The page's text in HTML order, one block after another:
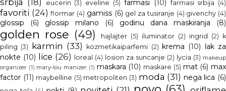
eucerin (3) eveline (5) farmasi (10) farmasi srbija (4)
favoriti (24) flormar (4) gamiss (6) gel za tusiranje (4) givenchy (4)
glossip (6) glossip milano (6) godinu dana maskiranja (8)
golden rose (49) hajlajter (5) iluminator (2) ingrid (2) k
piling (3) karmin (33) kozmetikaiparfemi (2) krema (10) lak za
nokte (10) lice (26) loreal (4) losion za suncanje (2) lycia (3) makeup
organizer (1) mary-lou manizer (1) maskara (10) maskare (5) mat (6) max
factor (11) maybelline (5) metropoliten (3) moda (31) nega lica (6)